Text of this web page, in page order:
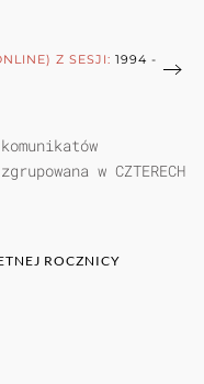
Z SESJI: 1994 -
w CZTERECH
ROCZNICY